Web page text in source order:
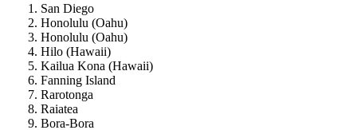
San Diego
Honolulu (Oahu)
Honolulu (Oahu)
Hilo (Hawaii)
Kailua Kona (Hawaii)
Fanning Island
Rarotonga
Raiatea
Bora-Bora